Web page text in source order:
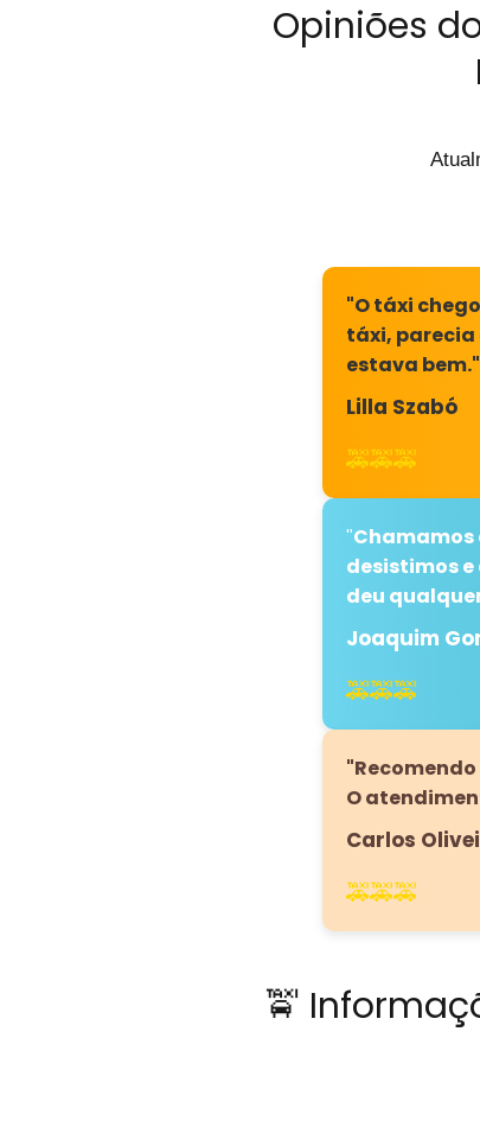
Opiniões
"O táxi
táxi, parecia
estava bem."
Lilla Szabó
🚕🚕🚕
"Chamamos
desistimos
deu
Joaquim
🚕🚕🚕
O
Carlos
🚕🚕🚕
🚖